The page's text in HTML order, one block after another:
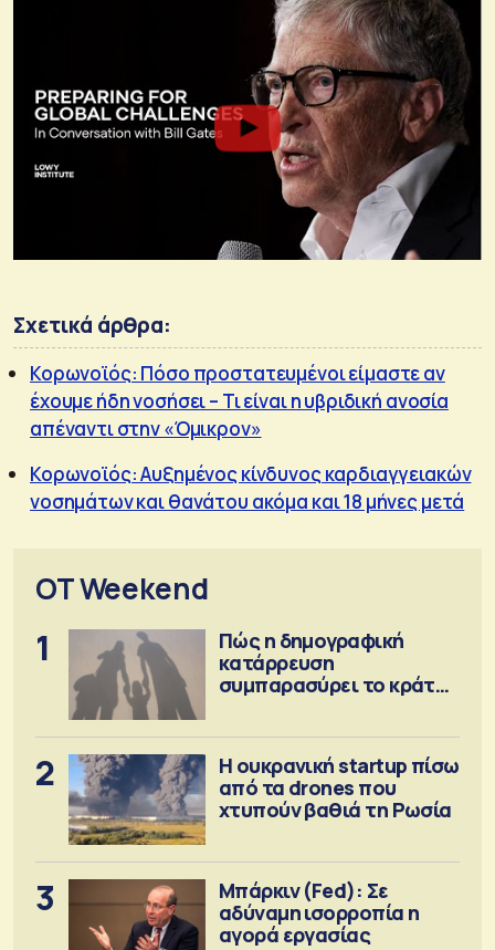
Σχετικά άρθρα:
Κορωνοϊός: Πόσο προστατευμένοι είμαστε αν
έχουμε ήδη νοσήσει – Τι είναι η υβριδική ανοσία
απέναντι στην «Όμικρον»
Κορωνοϊός: Αυξημένος κίνδυνος καρδιαγγειακών
νοσημάτων και θανάτου ακόμα και 18 μήνες μετά
OT Weekend
1
Πώς η δημογραφική
κατάρρευση
συμπαρασύρει το κράτος
2
Η ουκρανική startup πίσω
από τα drones που
χτυπούν βαθιά τη Ρωσία
3
Μπάρκιν (Fed): Σε
αδύναμη ισορροπία η
αγορά εργασίας